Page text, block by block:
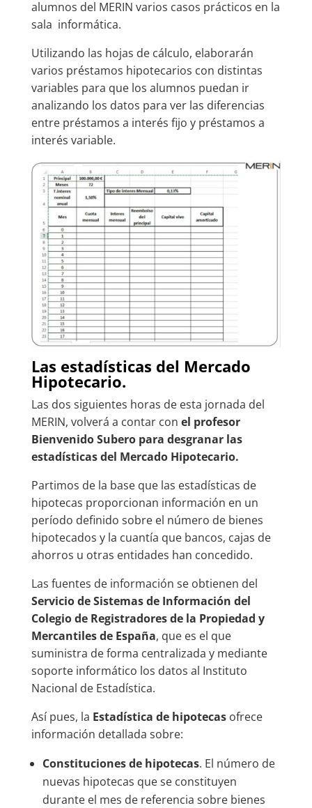
alumnos del MERIN varios casos prácticos en la
sala informática.
Utilizando las hojas de cálculo, elaborarán
varios préstamos hipotecarios con distintas
variables para que los alumnos puedan ir
analizando los datos para ver las diferencias
entre préstamos a interés fijo y préstamos a
interés variable.
Las estadísticas del Mercado
Hipotecario.
Las dos siguientes horas de esta jornada del
MERIN, volverá a contar con el profesor
Bienvenido Subero para desgranar las
estadísticas del Mercado Hipotecario.
Partimos de la base que las estadísticas de
hipotecas proporcionan información en un
período definido sobre el número de bienes
hipotecados y la cuantía que bancos, cajas de
ahorros u otras entidades han concedido.
Las fuentes de información se obtienen del
Servicio de Sistemas de Información del
Colegio de Registradores de la Propiedad y
Mercantiles de España, que es el que
suministra de forma centralizada y mediante
soporte informático los datos al Instituto
Nacional de Estadística.
Así pues, la Estadística de hipotecasofrece
información detallada sobre:
Constituciones de hipotecas. El número de
nuevas hipotecas que se constituyen
durante el mes de referencia sobre bienes